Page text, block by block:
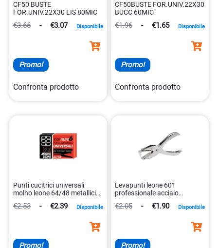
FOR.UNIV.22X30 LIS 80MIC
€3.66 €3.07 Disponibile
Promo!
Confronta prodotto
BUCC 60MIC
€1.96 €1.65 Disponibile
Promo!
Confronta prodotto
Punti cucitrici universali
molho leone 64/48 metallici
cf10x1000 8002057316488
€2.53 €2.39 Disponibile
Promo!
Levapunti leone 601
professionale acciaio
8002057760106
€2.05 €1.90 Disponibile
Promo!